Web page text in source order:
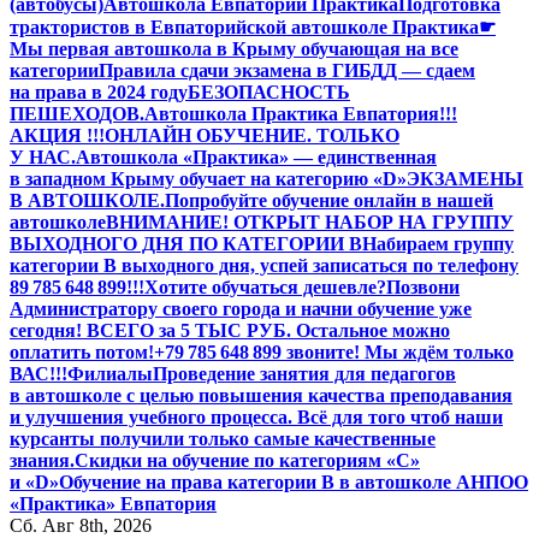
(автобусы)Автошкола Евпатории ПрактикаПодготовка
трактористов в Евпаторийской автошколе Практика☛
Мы первая автошкола в Крыму обучающая на все
категорииПравила сдачи экзамена в ГИБДД — сдаем
на права в 2024 годуБЕЗОПАСНОСТЬ
ПЕШЕХОДОВ.Автошкола Практика Евпатория!!!
АКЦИЯ !!!ОНЛАЙН ОБУЧЕНИЕ. ТОЛЬКО
У НАС.Автошкола «Практика» — единственная
в западном Крыму обучает на категорию «D»ЭКЗАМЕНЫ
В АВТОШКОЛЕ.Попробуйте обучение онлайн в нашей
автошколеВНИМАНИЕ! ОТКРЫТ НАБОР НА ГРУППУ
ВЫХОДНОГО ДНЯ ПО КАТЕГОРИИ ВНабираем группу
категории В выходного дня, успей записаться по телефону
89 785 648 899!!!Хотите обучаться дешевле?Позвони
Администратору своего города и начни обучение уже
сегодня! ВСЕГО за 5 ТЫС РУБ. Остальное можно
оплатить потом!+79 785 648 899 звоните! Мы ждём только
ВАС!!!ФилиалыПроведение занятия для педагогов
в автошколе с целью повышения качества преподавания
и улучшения учебного процесса. Всё для того чтоб наши
курсанты получили только самые качественные
знания.Скидки на обучение по категориям «С»
и «D»Обучение на права категории B в автошколе АНПОО
«Практика» Евпатория
Сб. Авг 8th, 2026